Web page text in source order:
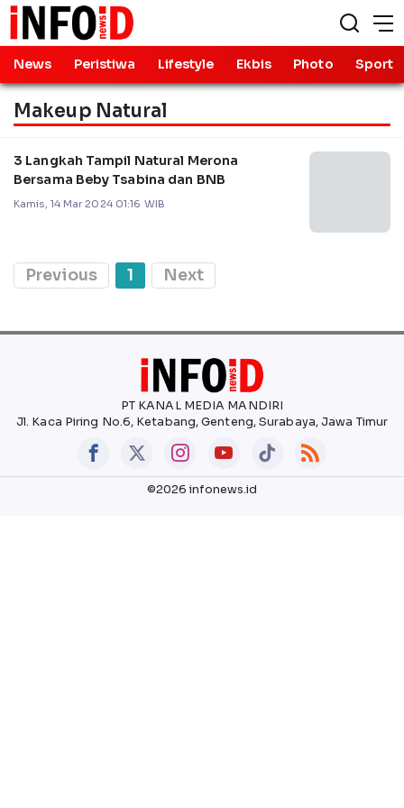
News Peristiwa Lifestyle Ekbis Photo Sport
Makeup Natural
3 Langkah Tampil Natural Merona
Bersama Beby Tsabina dan BNB
Kamis, 14 Mar 2024 01:16 WIB
Previous 1 Next
PT KANAL MEDIA MANDIRI
Jl. Kaca Piring No.6, Ketabang, Genteng, Surabaya, Jawa Timur
©2026 infonews.id